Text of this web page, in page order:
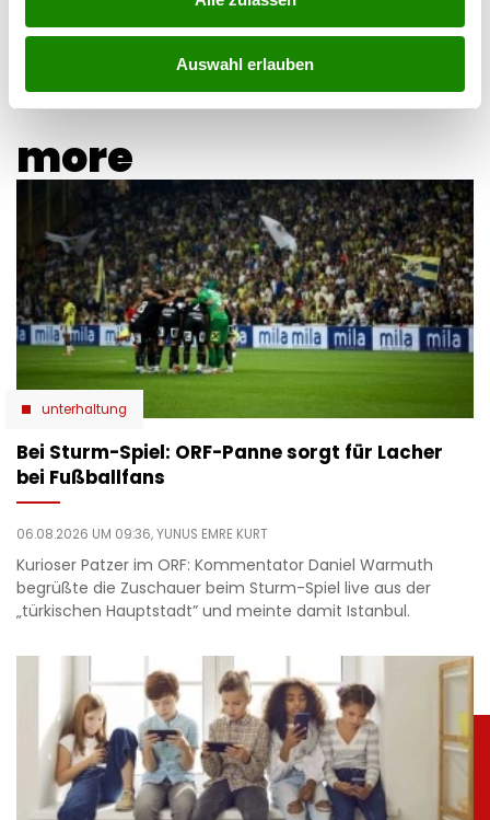
Auswahl erlauben
Starkes Gewitter: Die Gewittergefahr steigt am Donnerstag
deutlich an. Besonders in Teilen Salzburgs sowie in
more
unterhaltung
Bei Sturm-Spiel: ORF-Panne sorgt für Lacher
bei Fußballfans
06.08.2026 UM 09:36,YUNUS EMRE KURT
Kurioser Patzer im ORF: Kommentator Daniel Warmuth
begrüßte die Zuschauer beim Sturm-Spiel live aus der
„türkischen Hauptstadt” und meinte damit Istanbul.